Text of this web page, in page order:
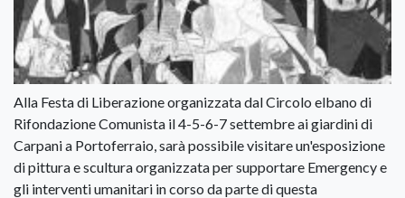
Alla Festa di Liberazione organizzata dal Circolo elbano di
Rifondazione Comunista il 4-5-6-7 settembre ai giardini di
Carpani a Portoferraio, sarà possibile visitare un'esposizione
di pittura e scultura organizzata per supportare Emergency e
gli interventi umanitari in corso da parte di questa